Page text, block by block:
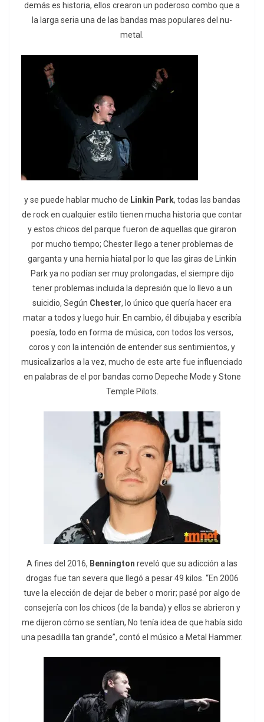
demás es historia, ellos crearon un poderoso combo que a
la larga seria una de las bandas mas populares del nu-
metal.
y se puede hablar mucho de Linkin Park, todas las bandas
de rock en cualquier estilo tienen mucha historia que contar
y estos chicos del parque fueron de aquellas que giraron
por mucho tiempo; Chester llego a tener problemas de
garganta y una hernia hiatal por lo que las giras de Linkin
Park ya no podían ser muy prolongadas, el siempre dijo
tener problemas incluida la depresión que lo llevo a un
suicidio, Según Chester, lo único que quería hacer era
matar a todos y luego huir. En cambio, él dibujaba y escribía
poesía, todo en forma de música, con todos los versos,
coros y con la intención de entender sus sentimientos, y
musicalizarlos a la vez, mucho de este arte fue influenciado
en palabras de el por bandas como Depeche Mode y Stone
Temple Pilots.
A fines del 2016, Bennington reveló que su adicción a las
drogas fue tan severa que llegó a pesar 49 kilos. “En 2006
tuve la elección de dejar de beber o morir; pasé por algo de
consejería con los chicos (de la banda) y ellos se abrieron y
me dijeron cómo se sentían, No tenía idea de que había sido
una pesadilla tan grande”, contó el músico a Metal Hammer.